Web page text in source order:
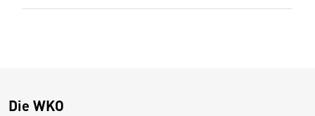
Die WKO